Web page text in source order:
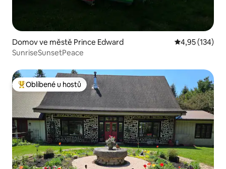
Domov ve městě Prince Edward Průměrné
4,95 (134)
SunriseSunsetPeace
Nejlepší v kategorii Oblíbené u hostů
Oblíbené u hostů